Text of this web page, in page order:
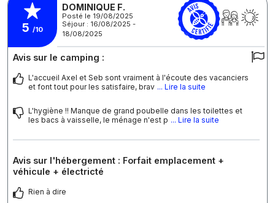
5 /10
DOMINIQUE F.
Posté le 19/08/2025
Séjour : 16/08/2025 -
18/08/2025
Avis sur le camping :
L'accueil Axel et Seb sont vraiment à l'écoute des vacanciers
et font tout pour les satisfaire, brav ... Lire la suite
L'hygiène !! Manque de grand poubelle dans les toilettes et
les bacs à vaisselle, le ménage n'est p ... Lire la suite
Avis sur l'hébergement : Forfait emplacement +
véhicule + électricté
Rien à dire